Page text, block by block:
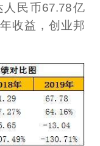
民币67.78亿
收益，创业邦